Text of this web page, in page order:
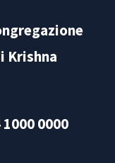
Krishna
0000